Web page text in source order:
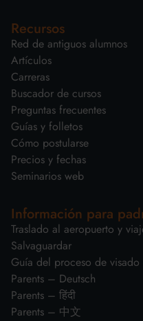
Recursos
Red de antiguos alumnos
Artículos
Carreras
Buscador de cursos
Preguntas frecuentes
Guías y folletos
Cómo postularse
Precios y fechas
Seminarios web
Información para
Traslado al aeropuerto y
Salvaguardar
Guía del proceso de
Parents – Deutsch
Parents – हिंदी
Parents – 中文